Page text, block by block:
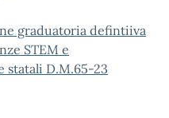
graduatoria defintiiva
STEM e
D.M.65-23